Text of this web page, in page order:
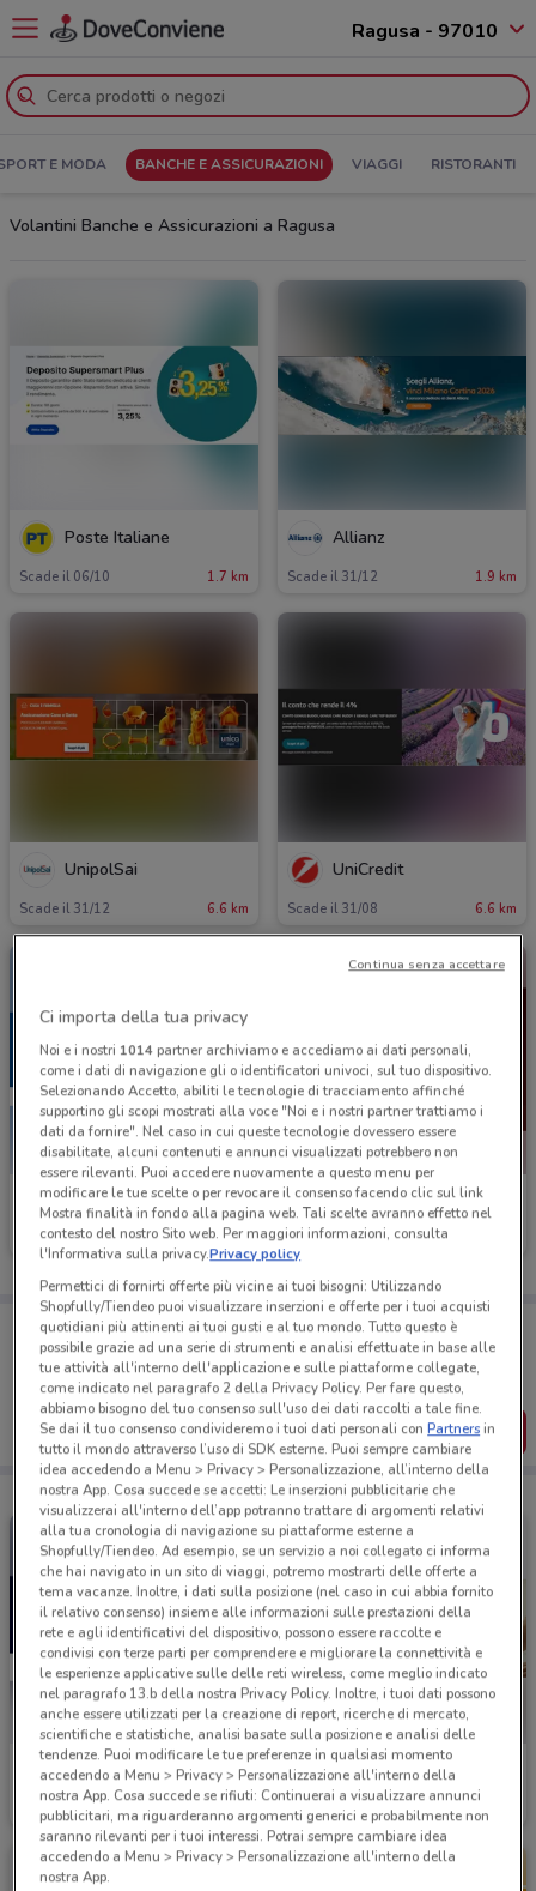
Ragusa - 97010
E MODA BANCHE E ASSICURAZIONI VIAGGI RISTORANTI
Volantini Banche e Assicurazioni a Ragusa
Poste Italiane
Scade il 06/10 1.7 km
Allianz
Scade il 31/12 1.9 km
UnipolSai
Scade il 31/12 6.6 km
UniCredit
Scade il 31/08 6.6 km
Reale Mutua
13.1 km
MPS
Scade il 31/12
Porta DoveConviene sempre con te!
Puoi trovare le migliori offerte dei negozi vicino a te,
salvarle e creare la tua lista del risparmio, comodamente
dal tuo cellulare.
SCARICA L’APP
Europ Assistance
Scade il 31/12 16.5 km
Credito Valtellinese
Scade il 31/12 16.9 km
Ci importa della tua privacy
Noi e i nostri 1014partner archiviamo e accediamo ai dati personali,
come i dati di navigazione gli o identificatori univoci, sul tuo dispositivo.
Selezionando Accetto, abiliti le tecnologie di tracciamento affinché
supportino gli scopi mostrati alla voce "Noi e i nostri partner trattiamo i
dati da fornire". Nel caso in cui queste tecnologie dovessero essere
disabilitate, alcuni contenuti e annunci visualizzati potrebbero non
essere rilevanti. Puoi accedere nuovamente a questo menu per
modificare le tue scelte o per revocare il consenso facendo clic sul link
Mostra finalità in fondo alla pagina web. Tali scelte avranno effetto nel
contesto del nostro Sito web. Per maggiori informazioni, consulta
l'Informativa sulla privacy.Privacy policy
Permettici di fornirti offerte più vicine ai tuoi bisogni: Utilizzando
Shopfully/Tiendeo puoi visualizzare inserzioni e offerte per i tuoi acquisti
quotidiani più attinenti ai tuoi gusti e al tuo mondo. Tutto questo è
possibile grazie ad una serie di strumenti e analisi effettuate in base alle
tue attività all'interno dell'applicazione e sulle piattaforme collegate,
come indicato nel paragrafo 2 della Privacy Policy. Per fare questo,
abbiamo bisogno del tuo consenso sull'uso dei dati raccolti a tale fine.
Se dai il tuo consenso condivideremo i tuoi dati personali conPartnersin
tutto il mondo attraverso l’uso di SDK esterne. Puoi sempre cambiare
idea accedendo a Menu > Privacy > Personalizzazione, all’interno della
nostra App. Cosa succede se accetti: Le inserzioni pubblicitarie che
visualizzerai all'interno dell’app potranno trattare di argomenti relativi
alla tua cronologia di navigazione su piattaforme esterne a
Shopfully/Tiendeo. Ad esempio, se un servizio a noi collegato ci informa
che hai navigato in un sito di viaggi, potremo mostrarti delle offerte a
tema vacanze. Inoltre, i dati sulla posizione (nel caso in cui abbia fornito
il relativo consenso) insieme alle informazioni sulle prestazioni della
rete e agli identificativi del dispositivo, possono essere raccolte e
condivisi con terze parti per comprendere e migliorare la connettività e
le esperienze applicative sulle delle reti wireless, come meglio indicato
nel paragrafo 13.b della nostra Privacy Policy. Inoltre, i tuoi dati possono
anche essere utilizzati per la creazione di report, ricerche di mercato,
scientifiche e statistiche, analisi basate sulla posizione e analisi delle
tendenze. Puoi modificare le tue preferenze in qualsiasi momento
accedendo a Menu > Privacy > Personalizzazione all'interno della
nostra App. Cosa succede se rifiuti: Continuerai a visualizzare annunci
pubblicitari, ma riguarderanno argomenti generici e probabilmente non
saranno rilevanti per i tuoi interessi. Potrai sempre cambiare idea
accedendo a Menu > Privacy > Personalizzazione all'interno della
nostra App.
Continua senza accettare